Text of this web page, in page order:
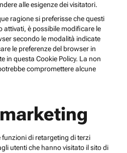
alle esigenze dei visitatori.
ragione si preferisse che questi
attivati, è possibile modificare le
secondo le modalità indicate
le preferenze del browser in
in questa Cookie Policy. La non
compromettere alcune
di retargeting di terzi
utenti che hanno visitato il sito di